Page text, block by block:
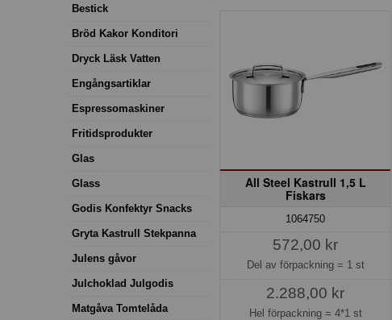
Bestick
Bröd Kakor Konditori
Dryck Läsk Vatten
Engångsartiklar
Espressomaskiner
Fritidsprodukter
Glas
Glass
Godis Konfektyr Snacks
Gryta Kastrull Stekpanna
Julens gåvor
Julchoklad Julgodis
Matgåva Tomtelåda
All Steel Kastrull 1,5 L
Fiskars
1064750
572,00 kr
Del av förpackning = 1 st
2.288,00 kr
Hel förpackning = 4*1 st